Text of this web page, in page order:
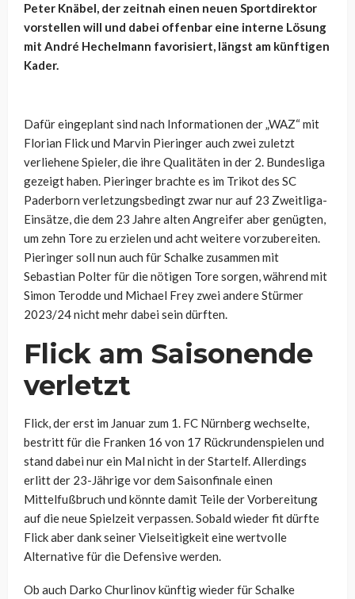
Peter Knäbel, der zeitnah einen neuen Sportdirektor
vorstellen will und dabei offenbar eine interne Lösung
mit André Hechelmann favorisiert, längst am künftigen
Kader.
Dafür eingeplant sind nach Informationen der „WAZ“ mit
Florian Flick und Marvin Pieringer auch zwei zuletzt
verliehene Spieler, die ihre Qualitäten in der 2. Bundesliga
gezeigt haben. Pieringer brachte es im Trikot des SC
Paderborn verletzungsbedingt zwar nur auf 23 Zweitliga-
Einsätze, die dem 23 Jahre alten Angreifer aber genügten,
um zehn Tore zu erzielen und acht weitere vorzubereiten.
Pieringer soll nun auch für Schalke zusammen mit
Sebastian Polter für die nötigen Tore sorgen, während mit
Simon Terodde und Michael Frey zwei andere Stürmer
2023/24 nicht mehr dabei sein dürften.
Flick am Saisonende
verletzt
Flick, der erst im Januar zum 1. FC Nürnberg wechselte,
bestritt für die Franken 16 von 17 Rückrundenspielen und
stand dabei nur ein Mal nicht in der Startelf. Allerdings
erlitt der 23-Jährige vor dem Saisonfinale einen
Mittelfußbruch und könnte damit Teile der Vorbereitung
auf die neue Spielzeit verpassen. Sobald wieder fit dürfte
Flick aber dank seiner Vielseitigkeit eine wertvolle
Alternative für die Defensive werden.
Ob auch Darko Churlinov künftig wieder für Schalke